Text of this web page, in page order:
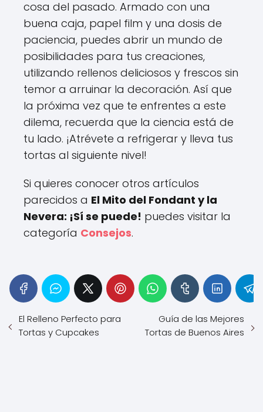
cosa del pasado. Armado con una
buena caja, papel film y una dosis de
paciencia, puedes abrir un mundo de
posibilidades para tus creaciones,
utilizando rellenos deliciosos y frescos sin
temor a arruinar la decoración. Así que
la próxima vez que te enfrentes a este
dilema, recuerda que la ciencia está de
tu lado. ¡Atrévete a refrigerar y lleva tus
tortas al siguiente nivel!
Si quieres conocer otros artículos
parecidos a El Mito del Fondant y la
Nevera: ¡Sí se puede! puedes visitar la
categoría Consejos.
El Relleno Perfecto para
Tortas y Cupcakes
Guía de las Mejores
Tortas de Buenos Aires